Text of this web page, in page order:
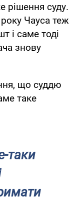
рішення суду.
Чауса теж
і саме тоді
знову
що суддю
таке
таки